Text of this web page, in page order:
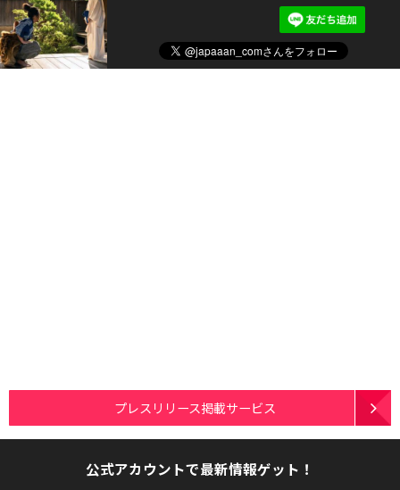
プレスリリース掲載サービス
公式アカウントで最新情報ゲット！